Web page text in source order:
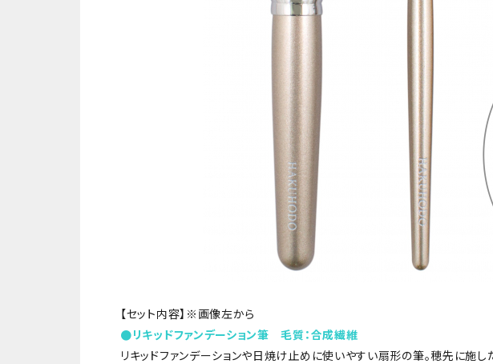
【セット内容】※画像左から
●リキッドファンデーション筆 毛質：合成繊維
リキッドファンデーションや日焼け止めに使いやすい扇形の筆。穂先に施